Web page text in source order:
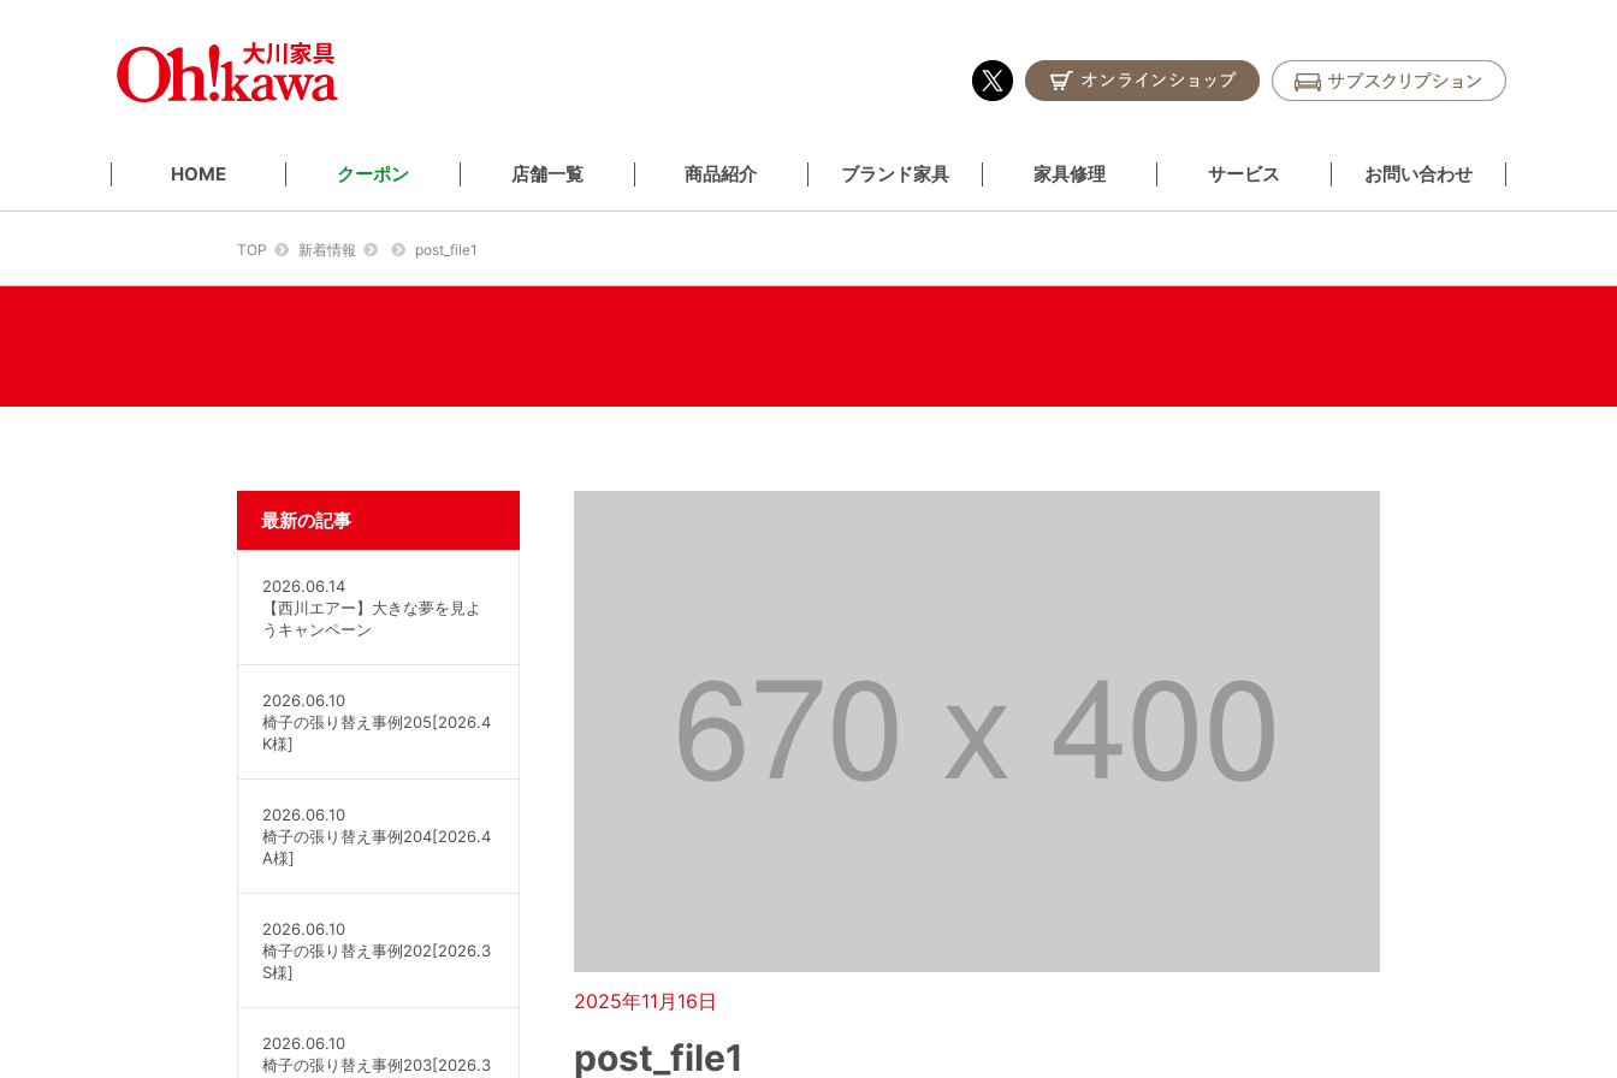
HOME クーポン 店舗一覧 商品紹介 ブランド家具 家具修理 サービス お問い合わせ
TOP 新着情報 post_file1
2025年11月16日
post_file1
最新の記事
2026.06.14
【西川エアー】大きな夢を見よ
うキャンペーン
2026.06.10
椅子の張り替え事例205[2026.4
K様]
2026.06.10
椅子の張り替え事例204[2026.4
A様]
2026.06.10
椅子の張り替え事例202[2026.3
S様]
2026.06.10
椅子の張り替え事例203[2026.3